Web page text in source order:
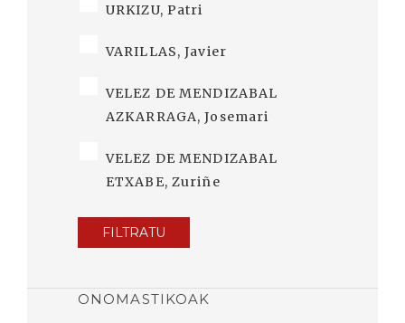
URKIZU, Patri
VARILLAS, Javier
VELEZ DE MENDIZABAL
AZKARRAGA, Josemari
VELEZ DE MENDIZABAL
ETXABE, Zuriñe
FILTRATU
ONOMASTIKOAK